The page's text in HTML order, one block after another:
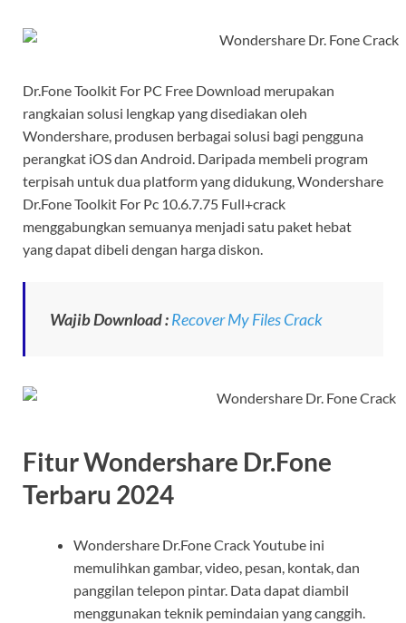
Dr.Fone Toolkit For PC Free Download merupakan
rangkaian solusi lengkap yang disediakan oleh
Wondershare, produsen berbagai solusi bagi pengguna
perangkat iOS dan Android. Daripada membeli program
terpisah untuk dua platform yang didukung, Wondershare
Dr.Fone Toolkit For Pc 10.6.7.75 Full+crack
menggabungkan semuanya menjadi satu paket hebat
yang dapat dibeli dengan harga diskon.
Wajib Download :Recover My Files Crack
Fitur Wondershare Dr.Fone
Terbaru 2024
Wondershare Dr.Fone Crack Youtube ini
memulihkan gambar, video, pesan, kontak, dan
panggilan telepon pintar. Data dapat diambil
menggunakan teknik pemindaian yang canggih.